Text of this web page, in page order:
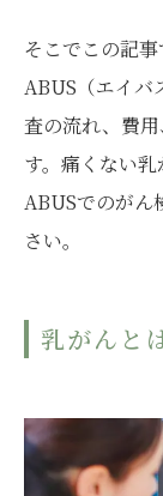
そこでこの記
ABUS（エイバ
査の流れ、費
す。痛くない乳
ABUSでのがん
さい。
乳がんと